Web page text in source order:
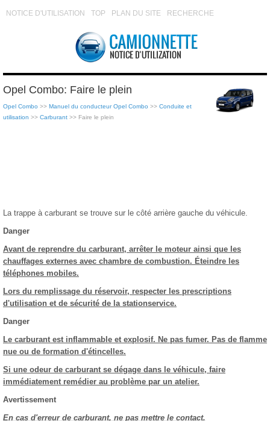
NOTICE D'UTILISATION TOP PLAN DU SITE RECHERCHE
Opel Combo: Faire le plein
Opel Combo >> Manuel du conducteur Opel Combo >> Conduite et
utilisation >> Carburant >> Faire le plein
La trappe à carburant se trouve sur le côté arrière gauche du véhicule.
Danger
Avant de reprendre du carburant, arrêter le moteur ainsi que les
chauffages externes avec chambre de combustion. Éteindre les
téléphones mobiles.
Lors du remplissage du réservoir, respecter les prescriptions
d'utilisation et de sécurité de la stationservice.
Danger
Le carburant est inflammable et explosif. Ne pas fumer. Pas de flamme
nue ou de formation d'étincelles.
Si une odeur de carburant se dégage dans le véhicule, faire
immédiatement remédier au problème par un atelier.
Avertissement
En cas d'erreur de carburant, ne pas mettre le contact.